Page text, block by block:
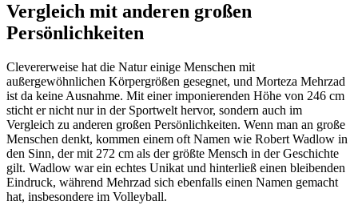
Vergleich mit anderen großen
Persönlichkeiten
Clevererweise hat die Natur einige Menschen mit
außergewöhnlichen Körpergrößen gesegnet, und Morteza Mehrzad
ist da keine Ausnahme. Mit einer imponierenden Höhe von 246 cm
sticht er nicht nur in der Sportwelt hervor, sondern auch im
Vergleich zu anderen großen Persönlichkeiten. Wenn man an große
Menschen denkt, kommen einem oft Namen wie Robert Wadlow in
den Sinn, der mit 272 cm als der größte Mensch in der Geschichte
gilt. Wadlow war ein echtes Unikat und hinterließ einen bleibenden
Eindruck, während Mehrzad sich ebenfalls einen Namen gemacht
hat, insbesondere im Volleyball.